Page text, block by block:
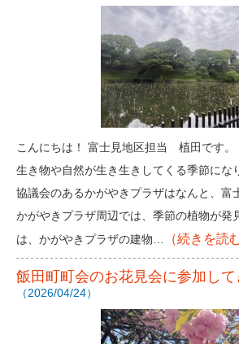
こんにちは！ 富士見地区担当 植田です。
生き物や自然が生き生きしてくる季節にな
協議会のあるかがやきプラザはなんと、富
かがやきプラザ周辺では、季節の植物が発
は、かがやきプラザの建物…
（続きを読
飯田町町会のお花見会に参加して
（2026/04/24）